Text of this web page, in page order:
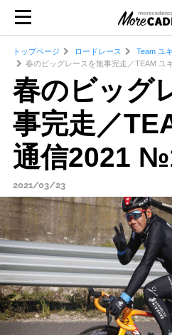
トップページ ロードレース
Team ユ
春のビッグレースを無事完走／TEAM ユ
春のビッグ
事完走／
通信2021
2021/03/23